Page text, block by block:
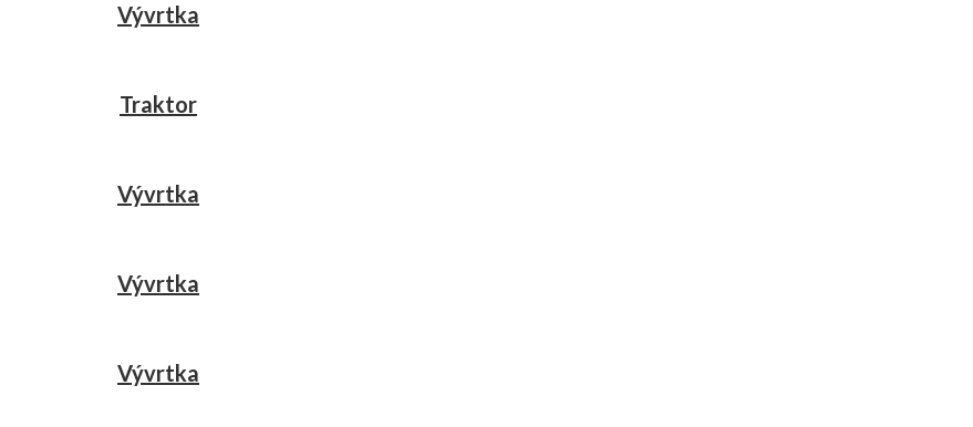
Vývrtka
Traktor
Vývrtka
Vývrtka
Vývrtka